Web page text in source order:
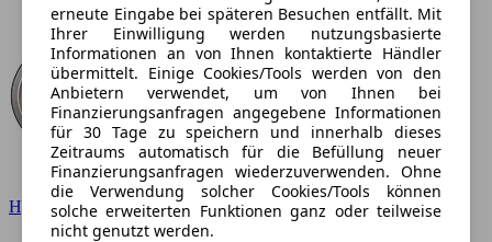
Hyundai
erneute Eingabe bei späteren Besuchen entfällt. Mit
Ihrer Einwilligung werden nutzungsbasierte
Informationen an von Ihnen kontaktierte Händler
übermittelt. Einige Cookies/Tools werden von den
Anbietern verwendet, um von Ihnen bei
Finanzierungsanfragen angegebene Informationen
für 30 Tage zu speichern und innerhalb dieses
Zeitraums automatisch für die Befüllung neuer
Finanzierungsanfragen wiederzuverwenden. Ohne
die Verwendung solcher Cookies/Tools können
solche erweiterten Funktionen ganz oder teilweise
nicht genutzt werden.